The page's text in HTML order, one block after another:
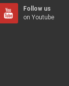
Follow us
on Youtube